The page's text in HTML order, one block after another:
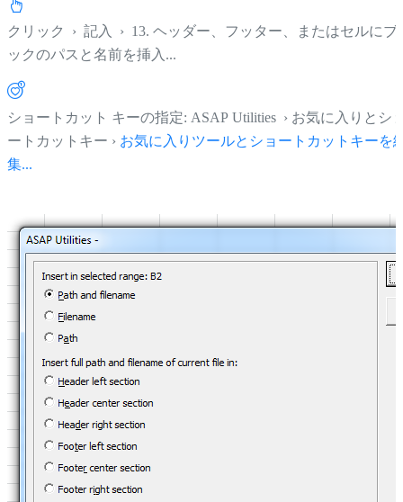
クリック › 記入 › 13. ヘッダー、フッター、またはセルにブ
ックのパスと名前を挿入...
ショートカット キーの指定: ASAP Utilities › お気に入りとシ
ートカットキー › お気に入りツールとショートカットキーを
集...